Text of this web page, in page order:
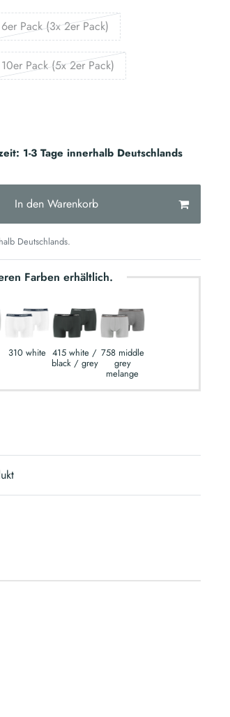
6er Pack (3x 2er Pack)
10er Pack (5x 2er Pack)
1-3 Tage innerhalb Deutschlands
In den Warenkorb
Deutschlands.
Farben erhältlich.
310 white 415 white /
black / grey
758 middle
grey
melange